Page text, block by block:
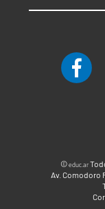
©educ.ar
Av. Comodoro